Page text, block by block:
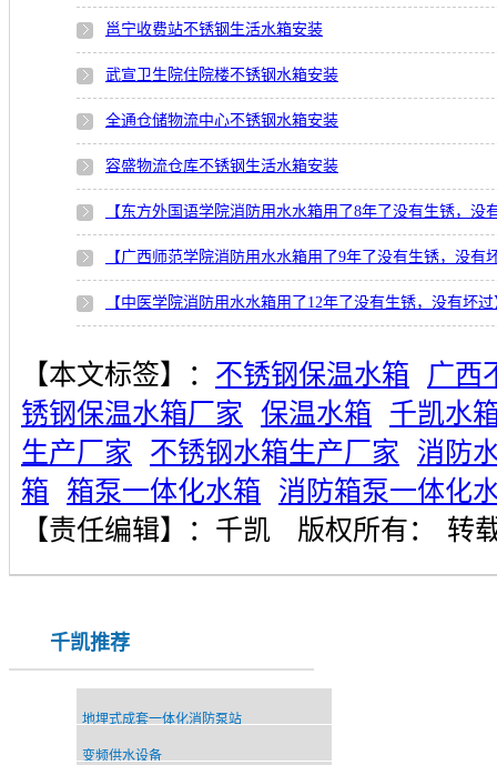
邕宁收费站不锈钢生活水箱安装
武宣卫生院住院楼不锈钢水箱安装
全通仓储物流中心不锈钢水箱安装
容盛物流仓库不锈钢生活水箱安装
【东方外国语学院消防用水水箱用了8年了没有生锈，没
【广西师范学院消防用水水箱用了9年了没有生锈，没有
【中医学院消防用水水箱用了12年了没有生锈，没有坏过
【本文标签】： 不锈钢保温水箱
广西
锈钢保温水箱厂家
保温水箱
千凯水
生产厂家
不锈钢水箱生产厂家
消防
箱
箱泵一体化水箱
消防箱泵一体化
【责任编辑】： 千凯 版权所有： 转
千凯推荐
地埋式成套一体化消防泵站
变频供水设备